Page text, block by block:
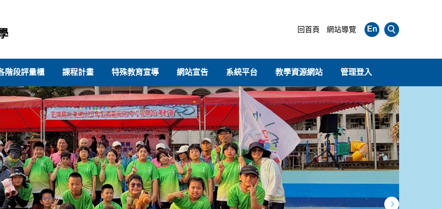
En
回首頁 網站導覽
階段評量櫃 課程計畫 特殊教育宣導 網站宣告 系統平台 教學資源網站 管理登入